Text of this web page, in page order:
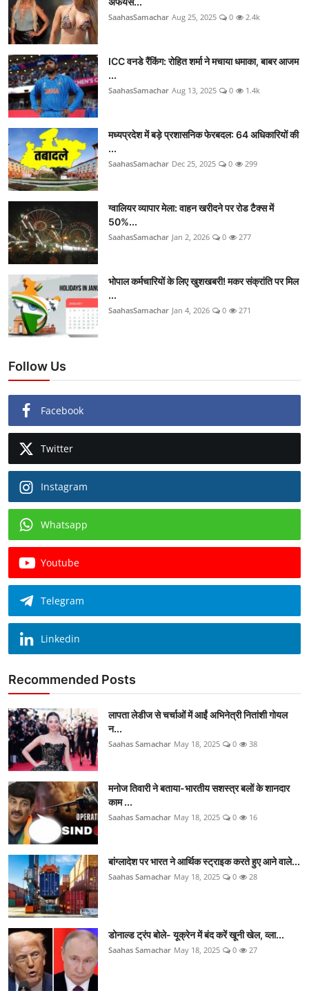
SaahasSamachar Aug 25, 2025 0 2.4k
ICC वनडे रैंकिंग: रोहित शर्मा ने मचाया धमाका, बाबर आजम
...
SaahasSamachar Aug 13, 2025 0 1.4k
मध्यप्रदेश में बड़े प्रशासनिक फेरबदल: 64 अधिकारियों की
...
SaahasSamachar Dec 25, 2025 0 299
ग्वालियर व्यापार मेला: वाहन खरीदने पर रोड टैक्स में
50%...
SaahasSamachar Jan 2, 2026 0 277
भोपाल कर्मचारियों के लिए खुशखबरी! मकर संक्रांति पर मिल
...
SaahasSamachar Jan 4, 2026 0 271
Follow Us
Facebook
Twitter
Instagram
Whatsapp
Youtube
Telegram
Linkedin
Recommended Posts
लापता लेडीज से चर्चाओं में आईं अभिनेत्री नितांशी गोयल
न...
Saahas Samachar May 18, 2025 0 38
मनोज तिवारी ने बताया-भारतीय सशस्त्र बलों के शानदार
काम ...
Saahas Samachar May 18, 2025 0 16
बांग्लादेश पर भारत ने आर्थिक स्ट्राइक करते हुए आने वाले...
Saahas Samachar May 18, 2025 0 28
डोनाल्ड ट्रंप बोले- यूक्रेन में बंद करें खूनी खेल, व्ला...
Saahas Samachar May 18, 2025 0 27